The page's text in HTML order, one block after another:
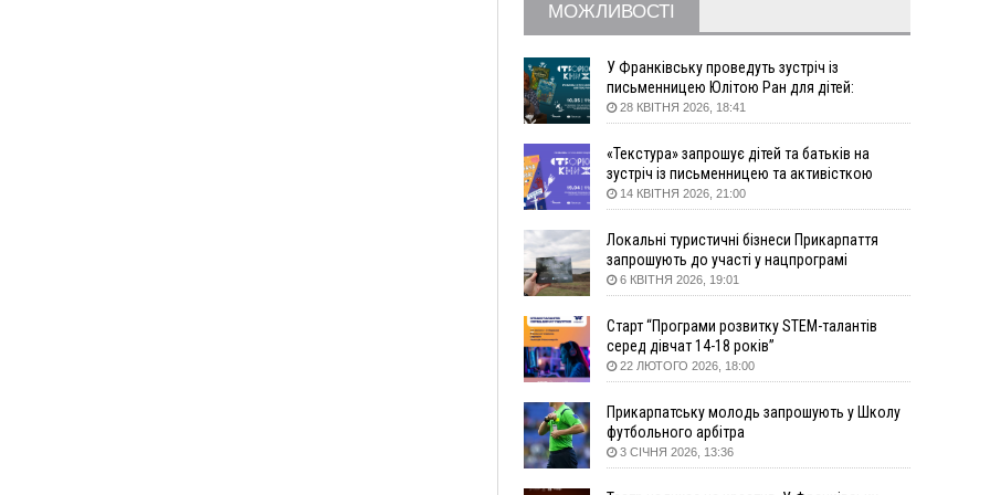
Де безпечно купатися на Прикарпатті?
16:20
У Франківську дружина загиблого воїна
створила організацію «КОД 7'Я», аби
підтримувати військових та їхні сім'ї
комплекс автоматичної фіксації швидкості
15:29
Війна забрала життя трьох воїнів з
Прикарпаття
15:00
На Закарпатті викрили масштабну схему
незаконного виключення
військовозобов’язаних з обліку
14:31
«Багато питань буде знято». На громадських
слуханнях в Яремче обговорили, як вирішити
питання джипінгу в Карпатах
13:54
5 «тихих» хвороб, які виявляє профілактичне
13:30
ФОТО На Надрічній тривають останні
приготування до нового руху
12:57
У Франківську зафіксували найбільшу спеку за
МОЖЛИВОСТІ
У Франківську проведуть зустріч із
письменницею Юлітою Ран для дітей:
говоритимуть про серію книг про Мавку
28 КВІТНЯ 2026, 18:41
«Текстура» запрошує дітей та батьків на
зустріч із письменницею та активісткою
Анною Повх
14 КВІТНЯ 2026, 21:00
Локальні туристичні бізнеси Прикарпаття
запрошують до участі у нацпрограмі
«Подорож до себе»
6 КВІТНЯ 2026, 19:01
Старт “Програми розвитку STEM-талантів
серед дівчат 14-18 років”
22 ЛЮТОГО 2026, 18:00
Прикарпатську молодь запрошують у Школу
футбольного арбітра
3 СІЧНЯ 2026, 13:36